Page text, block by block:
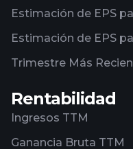
Estimación de EPS
Estimación de EPS
Trimestre Más
Rentabilidad
Ingresos TTM
Ganancia Bruta TTM